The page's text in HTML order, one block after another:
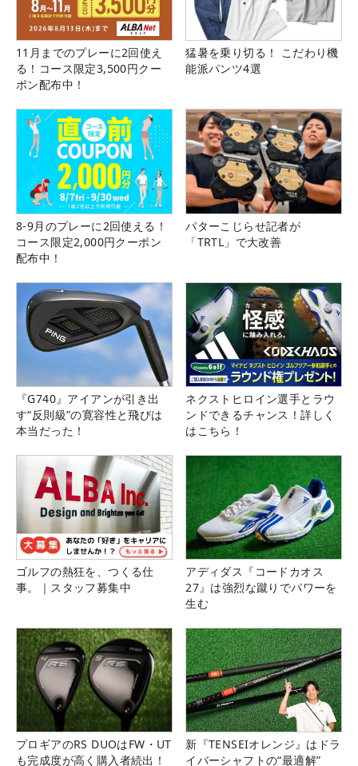
11月までのプレーに2回使え
る！コース限定3,500円クー
ポン配布中！
猛暑を乗り切る！ こだわり機
能派パンツ4選
8-9月のプレーに2回使える！
コース限定2,000円クーポン
配布中！
パターこじらせ記者が
「TRTL」で大改善
『G740』アイアンが引き出
す“反則級”の寛容性と飛びは
本当だった！
ネクストヒロイン選手とラウ
ンドできるチャンス！詳しく
はこちら！
ゴルフの熱狂を、つくる仕
事。｜スタッフ募集中
アディダス『コードカオス
27』は強烈な蹴りでパワーを
生む
プロギアのRS DUOはFW・UT
も完成度が高く購入者続出！
新『TENSEIオレンジ』はドラ
イバーシャフトの“最適解”